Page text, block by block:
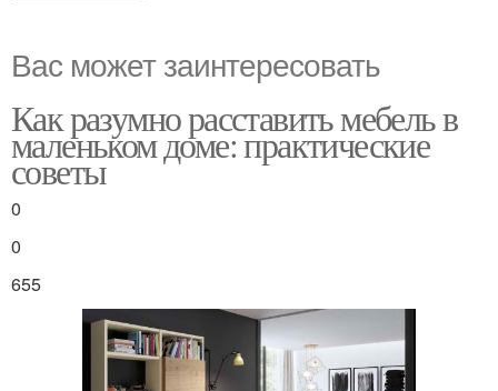
Вас может заинтересовать
Как разумно расставить мебель в
маленьком доме: практические
советы
0
0
655